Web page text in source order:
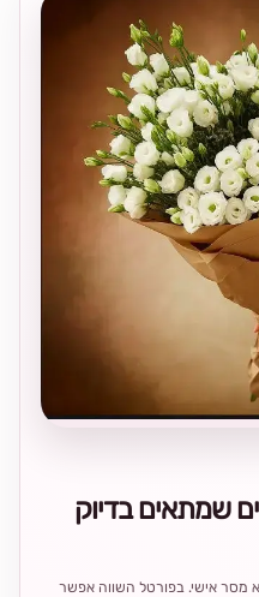
שמתאים בדיוק
מסר אישי. בפורטל השווה אפשר